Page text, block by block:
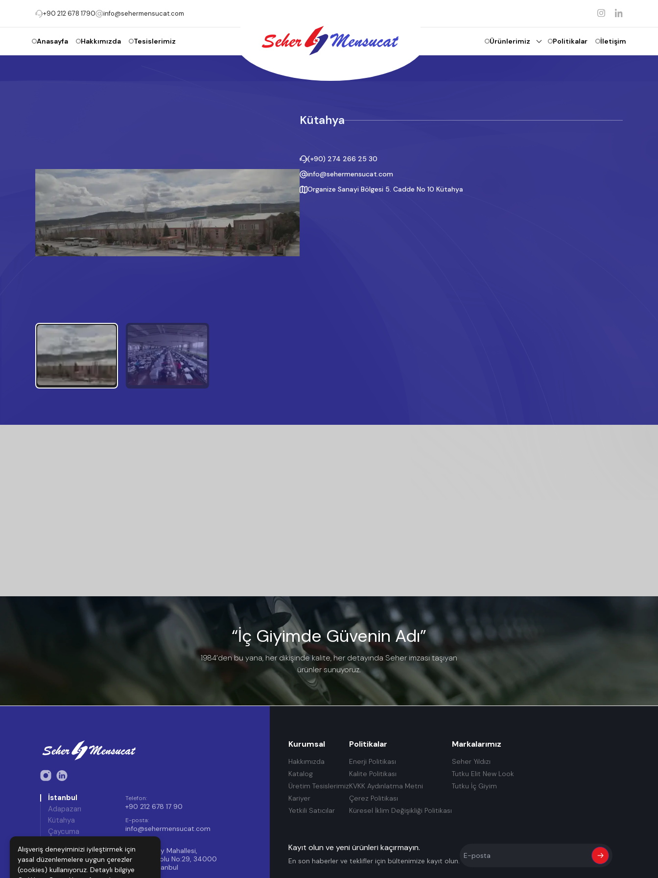
+90 212 678 1790 info@sehermensucat.com
Anasayfa Hakkımızda Tesislerimiz Ürünlerimiz Politikalar İletişim
Kütahya
(+90) 274 266 25 30
info@sehermensucat.com
Organize Sanayi Bölgesi 5. Cadde No 10 Kütahya
“İç Giyimde Güvenin Adı”
1984’den bu yana, her dikişinde kalite, her detayında Seher imzası taşıyan
ürünler sunuyoruz.
İstanbul
Adapazarı
Kütahya
Çaycuma
Yeşildirek
Telefon:
+90 212 678 17 90
E-posta:
info@sehermensucat.com
Mahmutbey Mahallesi,
Taşocağı Yolu No:29, 34000
Bağcılar/İstanbul
Kurumsal
Hakkımızda
Katalog
Üretim Tesislerimiz
Kariyer
Yetkili Satıcılar
Politikalar
Enerji Politikası
Kalite Politikası
KVKK Aydınlatma Metni
Çerez Politikası
Küresel İklim Değişikliği Politikası
Markalarımız
Seher Yıldızı
Tutku Elit New Look
Tutku İç Giyim
Kayıt olun ve yeni ürünleri kaçırmayın.
En son haberler ve teklifler için bültenimize kayıt olun.
Alışveriş deneyiminizi iyileştirmek için
yasal düzenlemelere uygun çerezler
(cookies) kullanıyoruz. Detaylı bilgiye